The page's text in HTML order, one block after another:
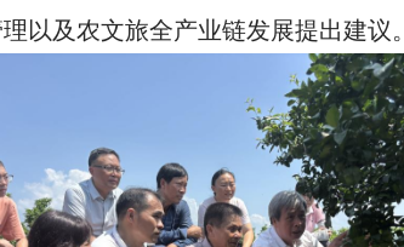
以及农文旅全产业链发展提出建议。